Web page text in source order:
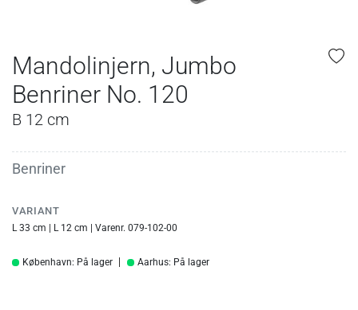
Mandolinjern, Jumbo
Benriner No. 120
B 12 cm
Benriner
VARIANT
L 33 cm | L 12 cm | Varenr. 079-102-00
København: På lager Aarhus: På lager